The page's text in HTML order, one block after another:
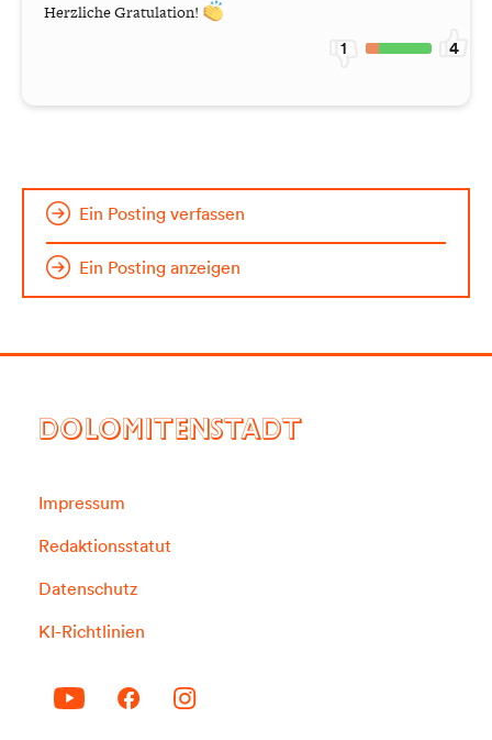
Herzliche Gratulation!
1 4
Ein Posting verfassen
Ein Posting anzeigen
DOLOMITENSTADT
Impressum
Redaktionsstatut
Datenschutz
KI-Richtlinien